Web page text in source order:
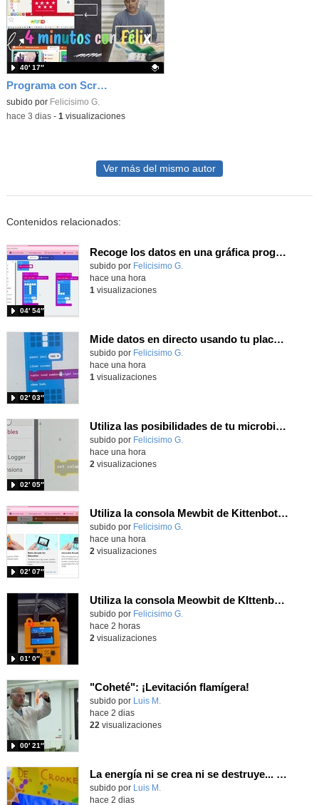
Programa con Scratch juegos con los partidos del mundial 2026 ganados por España
Contenido educativo.
subido por Felicisimo G.
40′ 17″
-hace 3 dias- 1 visualizaciones
Ver más del mismo autor
Contenidos relacionados:
Recoge los datos en una gráfica programando tu placa microbit con MakeCode y conoce la Tª y nivel de luz en este eclipse
Contenido educativo.
subido por Felicisimo G.
04′ 54″
hace una hora
1 visualizaciones
Mide datos en directo usando tu placa microbit y programando con MakeCode dos placas conectadas por radio
Contenido educativo.
subido por Felicisimo G.
02′ 03″
hace una hora
1 visualizaciones
Utiliza las posibilidades de tu microbit programando com MakeCode para medir temperatura y nivel de luz con Datalogger
Contenido educativo.
subido por Felicisimo G.
02′ 05″
hace una hora
2 visualizaciones
Utiliza la consola Mewbit de Kittenbot para llevar tus juegos arcade de MakeCode a tu mano
Contenido educativo.
subido por Felicisimo G.
02′ 07″
hace una hora
2 visualizaciones
Utiliza la consola Meowbit de KIttenbot para jugar con tus programas MakeCode Arcade
Contenido educativo.
subido por Felicisimo G.
01′ 0″
hace 2 horas
2 visualizaciones
"Coheté": ¡Levitación flamígera!
Contenido educativo.
subido por Luis M.
00′ 21″
hace 2 dias
22 visualizaciones
La energía ni se crea ni se destruye... ¡se experimenta! El Tierno en la Feria Madrid es Ciencia 2026
Contenido educativo.
subido por Luis M.
hace 2 dias